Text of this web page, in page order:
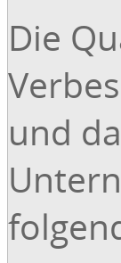
Die
und